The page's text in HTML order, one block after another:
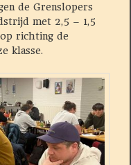
de Grenslopers
met 2,5 – 1,5
richting de
klasse.